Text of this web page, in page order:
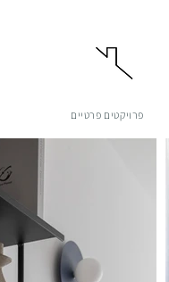
פרויקטים פרטיים